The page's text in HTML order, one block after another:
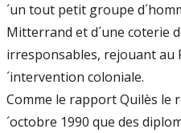
´un tout petit groupe
Mitterrand et d´une coterie
irresponsables, rejouant au
´intervention coloniale.
Comme le rapport Quilès le
´octobre 1990 que des